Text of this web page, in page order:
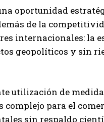
oportunidad
de la
internacionales: la
geopolíticos y sin
utilización de
complejo para el
sin respaldo